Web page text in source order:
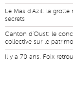
Le Mas d'Azil: la grotte
secrets
Canton d'Oust: le
collective sur le
Il y a 70 ans, Foix